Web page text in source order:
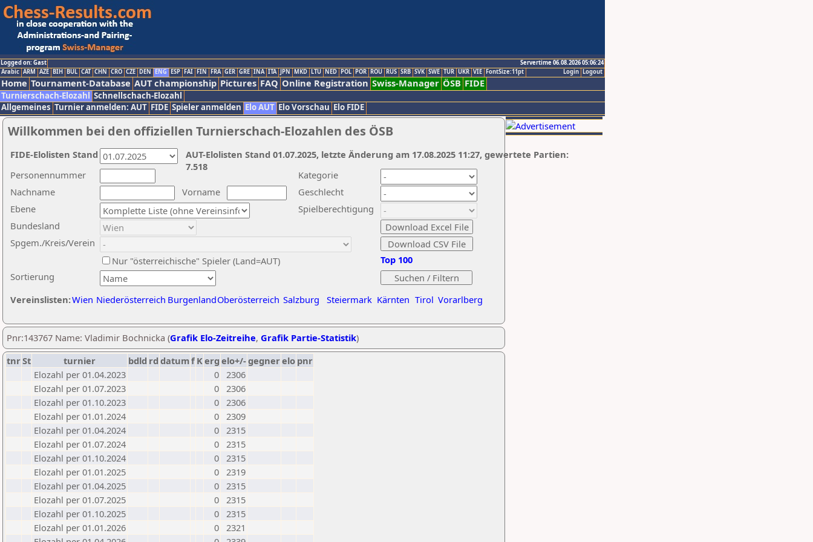
Logged on: Gast
Servertime 06.08.2026 05:06:24
Logout
Login
Arabic ARM AZE BIH BUL CAT CHN CRO CZE DEN ENG ESP FAI FIN FRA GER GRE INA ITA JPN MKD LTU NED POL POR ROU RUS SRB SVK SWE TUR UKR VIE FontSize:11pt
Home Tournament-Database AUT championship Pictures FAQ Online Registration Swiss-Manager ÖSB FIDE
Turnierschach-Elozahl Schnellschach-Elozahl
Allgemeines Turnier anmelden: AUT FIDE Spieler anmelden Elo AUT Elo Vorschau Elo FIDE
Willkommen bei den offiziellen Turnierschach-Elozahlen des ÖSB
Nachname
Vorname
Ebene
Kategorie
Sortierung
Personennummer
Bundesland
Spgem./Kreis/Verein
Geschlecht
Nur "österreichische" Spieler (Land=AUT)
Spielberechtigung
Vereinslisten:Wien Niederösterreich BurgenlandOberösterreich Salzburg Steiermark Kärnten Tirol Vorarlberg
Top 100
AUT-Elolisten Stand 01.07.2025, letzte Änderung am 17.08.2025 11:27, gewertete Partien:
7.518
FIDE-Elolisten Stand
Pnr:143767 Name: Vladimir Bochnicka (Grafik Elo-Zeitreihe, Grafik Partie-Statistik)
tnrSt turnier bdld rd datumf Kerg elo+/-gegnerelo pnr
Elozahl per 01.04.2023
0 2306
Elozahl per 01.07.2023
0 2306
Elozahl per 01.10.2023
0 2306
Elozahl per 01.01.2024
0 2309
Elozahl per 01.04.2024
0 2315
Elozahl per 01.07.2024
0 2315
Elozahl per 01.10.2024
0 2315
Elozahl per 01.01.2025
0 2319
Elozahl per 01.04.2025
0 2315
Elozahl per 01.07.2025
0 2315
Elozahl per 01.10.2025
0 2315
Elozahl per 01.01.2026
0 2321